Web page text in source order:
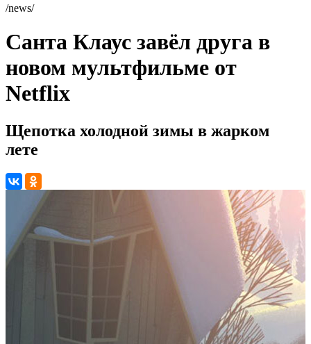
/news/
Санта Клаус завёл друга в
новом мультфильме от
Netflix
Щепотка холодной зимы в жарком
лете